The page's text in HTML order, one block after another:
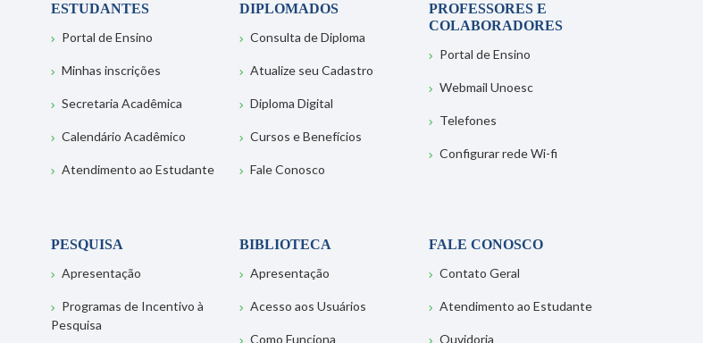
ESTUDANTES
Portal de Ensino
Minhas inscrições
Secretaria Acadêmica
Calendário Acadêmico
Atendimento ao Estudante
DIPLOMADOS
Consulta de Diploma
Atualize seu Cadastro
Diploma Digital
Cursos e Benefícios
Fale Conosco
PROFESSORES E
COLABORADORES
Portal de Ensino
Webmail Unoesc
Telefones
Configurar rede Wi-fi
PESQUISA
Apresentação
Programas de Incentivo à
Pesquisa
BIBLIOTECA
Apresentação
Acesso aos Usuários
Como Funciona
FALE CONOSCO
Contato Geral
Atendimento ao Estudante
Ouvidoria